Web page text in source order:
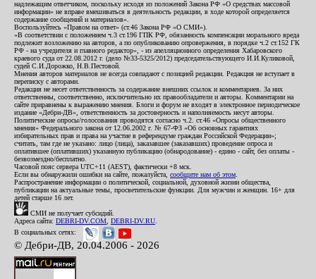
надлежащим ответчиком, поскольку исходя из положений Закона РФ «О средствах массовой
информации» не вправе вмешиваться в деятельность редакции, в ходе которой определяется
содержание сообщений и материалов».
Воспользуйтесь «Правом на ответ» (ст.46 Закона РФ «О СМИ»).
«В соответствии с положением ч.3 ст.196 ГПК РФ, обязанность компенсации морального вреда
подлежит возложению на авторов, а по опубликованию опровержения, в порядке ч.2 ст.152 ГК
РФ - на учредителя и главного редактор», - из апелляционного определения Хабаровского
краевого суда от 22.08.2012 г. (дело №33-5325/2012) председательствующего И.И.Куликовой,
судей С.И.Дорожко, Н.В.Пестовой.
Мнения авторов материалов не всегда совпадают с позицией редакции. Редакция не вступает в
переписку с авторами.
Редакция не несет ответственность за содержание внешних ссылок и комментариев. За них
ответственны, соответственно, исключительно их правообладатели и авторы. Комментарии на
сайте приравнены к выражению мнения. Блоги и форум не входят в электронное периодическое
издание «Дебри-ДВ», ответственность за достоверность и наполняемость несут авторы.
Политические опросы/голосования проводятся согласно ч.2. ст.46 «Опросы общественного
мнения» Федерального закона от 12.06.2002 г. № 67-ФЗ «Об основных гарантиях
избирательных прав и права на участие в референдуме граждан Российской Федерации»;
считать, там где не указано: лицо (лица), заказавшее (заказавших) проведение опроса и
оплатившее (оплативших) указанную публикацию (обнародование) - едино - сайт, без оплаты -
безвозмездно/бесплатно.
Часовой пояс сервера UTC+11 (AEST), фактически +8 мск.
Если вы обнаружили ошибки на сайте, пожалуйста, сообщите нам об этом
Распространение информации о политической, социальной, духовной жизни общества,
публикации на актуальные темы, просветительские функции. Для мужчин и женщин. 16+ для
детей старше 16 лет.
СМИ не получает субсидий.
Адреса сайта: DEBRI-DV.COM DEBRI-DV.RU
В социальных сетях:
© Дебри-ДВ, 20.04.2006 - 2026